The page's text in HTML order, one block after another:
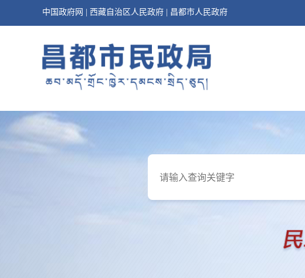
中国政府网 西藏自治区人民政府 昌都市人民政府